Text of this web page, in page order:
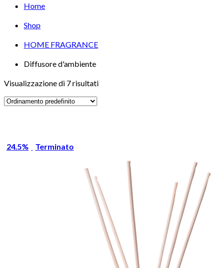
Home
Shop
HOME FRAGRANCE
Diffusore d'ambiente
Visualizzazione di 7 risultati
24.5% Terminato